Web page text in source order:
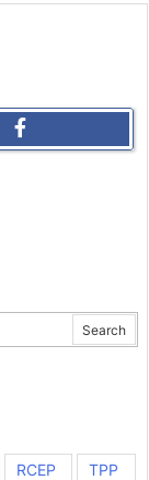
RCEP
TPP